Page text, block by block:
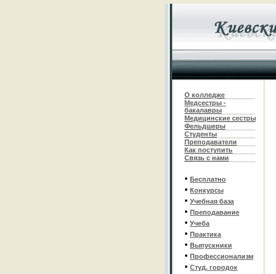
О колледже
Медсестры -
бакалавры
Медицинские сестры
Фельдшеры
Студенты
Преподаватели
Как поступить
Связь с нами
• Бесплатно
• Конкурсы
• Учебная база
• Преподавание
• Учеба
• Практика
• Выпускники
• Профессионализм
• Студ. городок